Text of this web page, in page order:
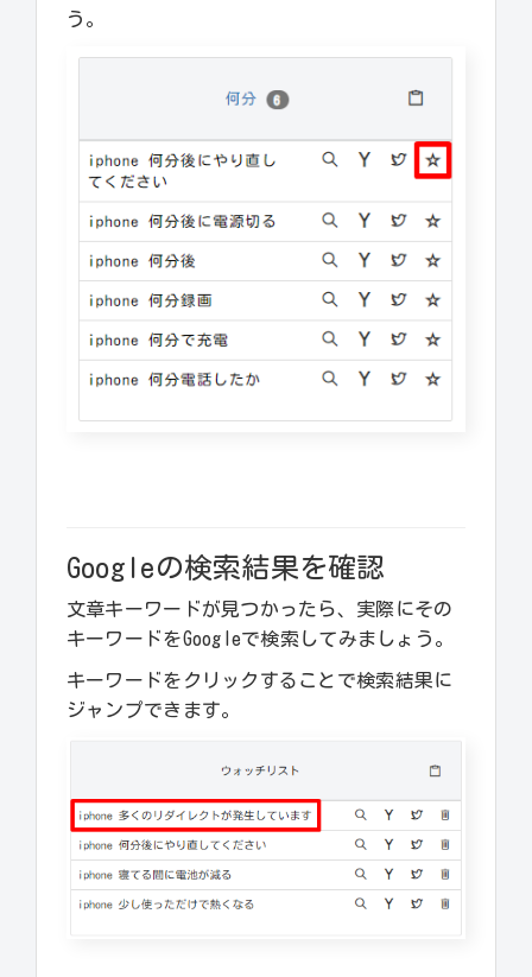
う。
Googleの検索結果を確認
文章キーワードが見つかったら、実際にその
キーワードをGoogleで検索してみましょう。
キーワードをクリックすることで検索結果に
ジャンプできます。